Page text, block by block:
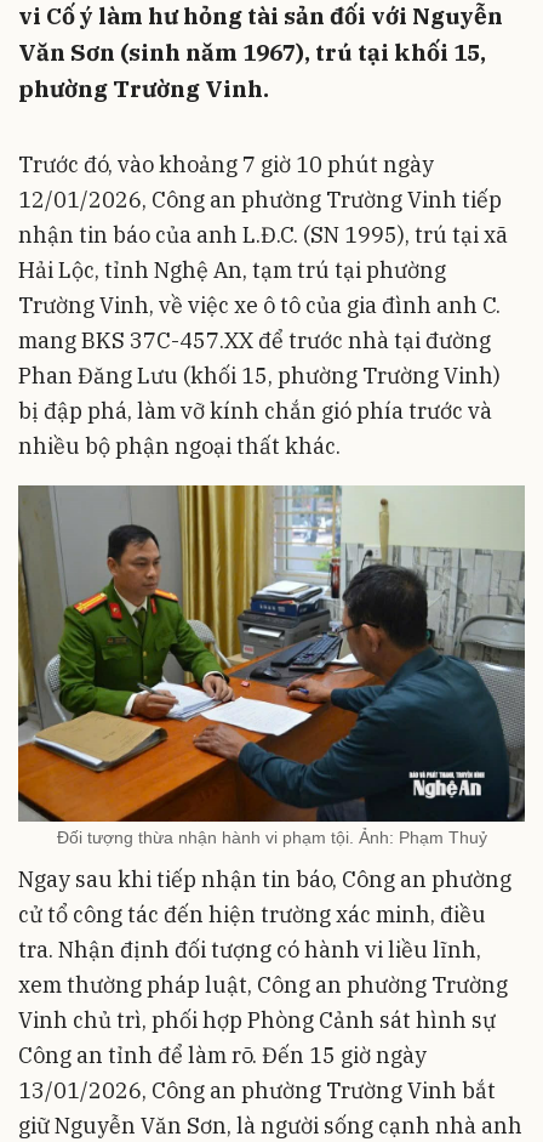
vi Cố ý làm hư hỏng tài sản đối với Nguyễn
Văn Sơn (sinh năm 1967), trú tại khối 15,
phường Trường Vinh.
Trước đó, vào khoảng 7 giờ 10 phút ngày
12/01/2026, Công an phường Trường Vinh tiếp
nhận tin báo của anh L.Đ.C. (SN 1995), trú tại xã
Hải Lộc, tỉnh Nghệ An, tạm trú tại phường
Trường Vinh, về việc xe ô tô của gia đình anh C.
mang BKS 37C-457.XX để trước nhà tại đường
Phan Đăng Lưu (khối 15, phường Trường Vinh)
bị đập phá, làm vỡ kính chắn gió phía trước và
nhiều bộ phận ngoại thất khác.
Đối tượng thừa nhận hành vi phạm tội. Ảnh: Phạm Thuỷ
Ngay sau khi tiếp nhận tin báo, Công an phường
cử tổ công tác đến hiện trường xác minh, điều
tra. Nhận định đối tượng có hành vi liều lĩnh,
xem thường pháp luật, Công an phường Trường
Vinh chủ trì, phối hợp Phòng Cảnh sát hình sự
Công an tỉnh để làm rõ. Đến 15 giờ ngày
13/01/2026, Công an phường Trường Vinh bắt
giữ Nguyễn Văn Sơn, là người sống cạnh nhà anh